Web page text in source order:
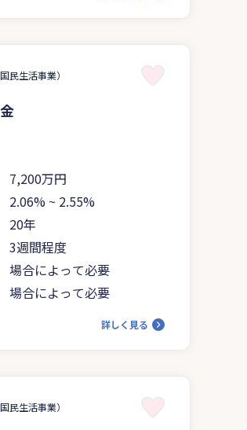
民生活事業）
7,200万円
2.06% ~ 2.55%
20年
3週間程度
場合によって必要
場合によって必要
詳しく見る
民生活事業）